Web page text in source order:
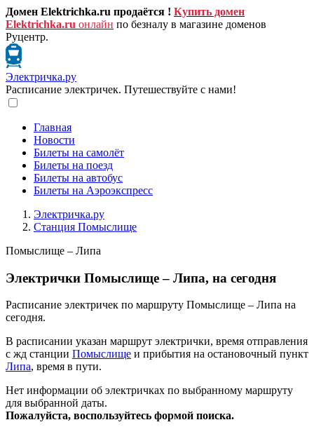
Домен Elektrichka.ru продаётся ! Купить домен
Elektrichka.ru онлайн по безналу в магазине доменов
Руцентр.
Электричка.ру
Расписание электричек. Путешествуйте с нами!
Главная
Новости
Билеты на самолёт
Билеты на поезд
Билеты на автобус
Билеты на Аэроэкспресс
Электричка.ру
Станция Помыслище
Помыслище – Липа
Электрички Помыслище – Липа, на сегодня
Расписание электричек по маршруту Помыслище – Липа на
сегодня.
В расписании указан маршрут электрички, время отправления
с жд станции Помыслище и прибытия на остановочный пункт
Липа, время в пути.
Нет информации об электричках по выбранному маршруту
для выбранной даты.
Пожалуйста, воспользуйтесь формой поиска.